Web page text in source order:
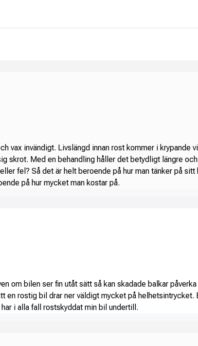
vax invändigt. Livslängd innan rost kommer i krypande
skrot. Med en behandling håller det betydligt längre
fel? Så det är helt beroende på hur man tänker på
på hur mycket man kostar på.
om bilen ser fin utåt sätt så kan skadade balkar
en rostig bil drar ner väldigt mycket på helhetsintrycket.
i alla fall rostskyddat min bil undertill.